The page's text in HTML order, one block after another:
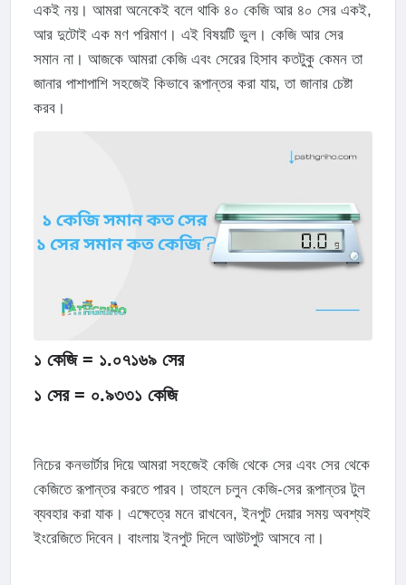
একই নয়। আমরা অনেকেই বলে থাকি ৪০ কেজি আর ৪০ সের একই,
আর দুটোই এক মণ পরিমাণ। এই বিষয়টি ভুল। কেজি আর সের
সমান না। আজকে আমরা কেজি এবং সেরের হিসাব কতটুকু কেমন তা
জানার পাশাপাশি সহজেই কিভাবে রূপান্তর করা যায়, তা জানার চেষ্টা
করব।
১ কেজি = ১.০৭১৬৯ সের
১ সের = ০.৯৩৩১ কেজি
নিচের কনভার্টার দিয়ে আমরা সহজেই কেজি থেকে সের এবং সের থেকে
কেজিতে রূপান্তর করতে পারব। তাহলে চলুন কেজি-সের রূপান্তর টুল
ব্যবহার করা যাক। এক্ষেত্রে মনে রাখবেন, ইনপুট দেয়ার সময় অবশ্যই
ইংরেজিতে দিবেন। বাংলায় ইনপুট দিলে আউটপুট আসবে না।